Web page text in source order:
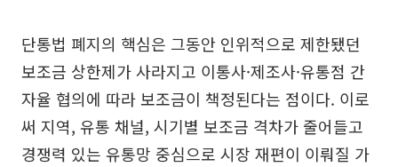
단통법 폐지의 핵심은 그동안 인위적으로 제한됐던
보조금 상한제가 사라지고 이통사·제조사·유통점 간
자율 협의에 따라 보조금이 책정된다는 점이다. 이로
써 지역, 유통 채널, 시기별 보조금 격차가 줄어들고
경쟁력 있는 유통망 중심으로 시장 재편이 이뤄질 가